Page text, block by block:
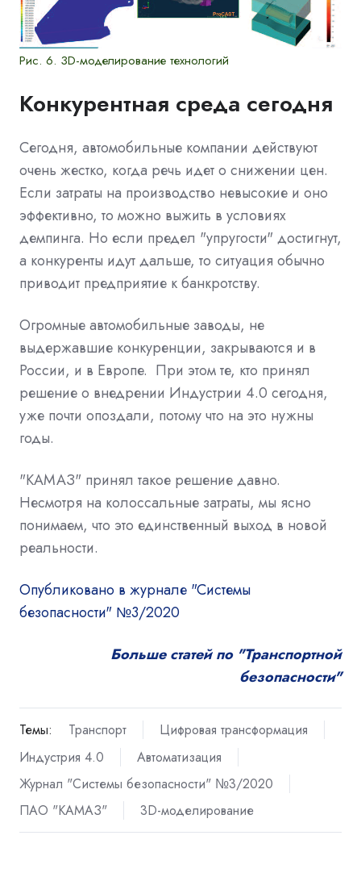
Рис. 6. 3D-моделирование технологий
Конкурентная среда сегодня
Сегодня, автомобильные компании действуют
очень жестко, когда речь идет о снижении цен.
Если затраты на производство невысокие и оно
эффективно, то можно выжить в условиях
демпинга. Но если предел "упругости" достигнут,
а конкуренты идут дальше, то ситуация обычно
приводит предприятие к банкротству.
Огромные автомобильные заводы, не
выдержавшие конкуренции, закрываются и в
России, и в Европе. При этом те, кто принял
решение о внедрении Индустрии 4.0 сегодня,
уже почти опоздали, потому что на это нужны
годы.
"КАМАЗ" принял такое решение давно.
Несмотря на колоссальные затраты, мы ясно
понимаем, что это единственный выход в новой
реальности.
Опубликовано в журнале "Системы
безопасности" №3/2020
Больше статей по "Транспортной
безопасности"
Темы: Транспорт
Цифровая трансформация
Индустрия 4.0
Автоматизация
Журнал "Системы безопасности" №3/2020
ПАО "КАМАЗ"
3D-моделирование